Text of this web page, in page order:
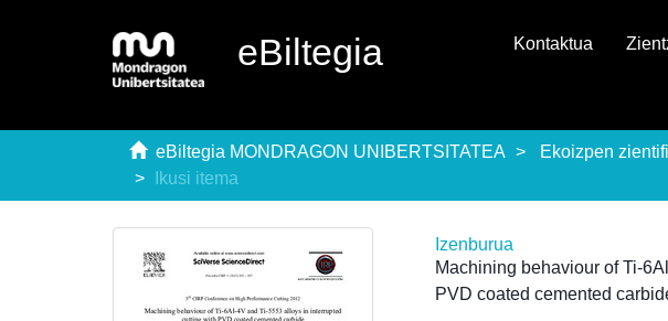
eBiltegia Kontaktua
eBiltegia MONDRAGON UNIBERTSITATEA Ekoizpen
Ikusi itema
Izenburua
Machining behaviour of Ti-
PVD coated cemented